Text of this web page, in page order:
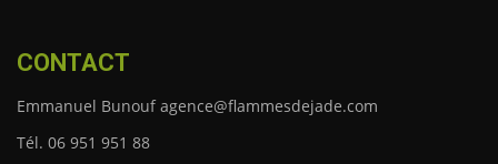
CONTACT
Emmanuel Bunouf agence@flammesdejade.com
Tél. 06 951 951 88